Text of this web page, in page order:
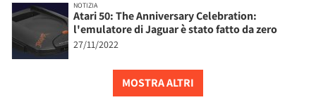
NOTIZIA
Atari 50: The Anniversary Celebration:
l'emulatore di Jaguar è stato fatto da zero
27/11/2022
MOSTRA ALTRI